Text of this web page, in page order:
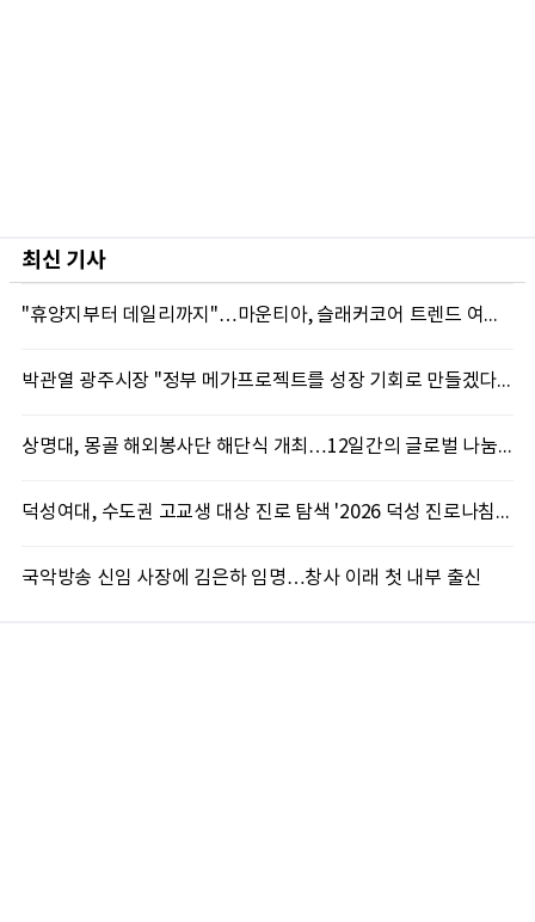
최신 기사
"휴양지부터 데일리까지"…마운티아, 슬래커코어 트렌드 여름 신제품 선봬
박관열 광주시장 "정부 메가프로젝트를 성장 기회로 만들겠다"…첫 시정토론회 개최
상명대, 몽골 해외봉사단 해단식 개최…12일간의 글로벌 나눔 성료
덕성여대, 수도권 고교생 대상 진로 탐색 '2026 덕성 진로나침판' 개최
국악방송 신임 사장에 김은하 임명…창사 이래 첫 내부 출신